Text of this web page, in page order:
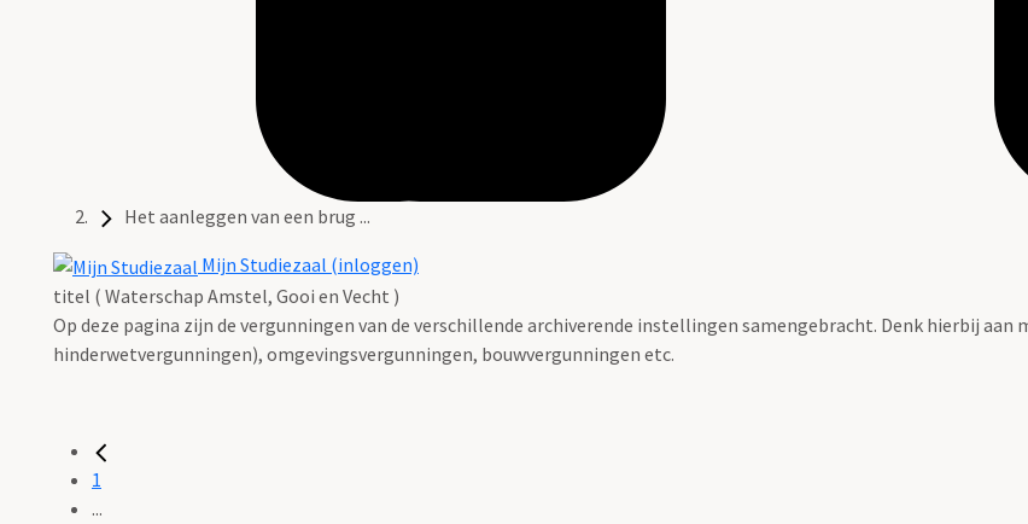
Het aanleggen van een brug ...
Mijn Studiezaal (inloggen)
titel ( Waterschap Amstel, Gooi en Vecht )
Op deze pagina zijn de vergunningen van de verschillende archiverende instellingen samengebracht. Denk hierbij aan
hinderwetvergunningen), omgevingsvergunningen, bouwvergunningen etc.
1
...